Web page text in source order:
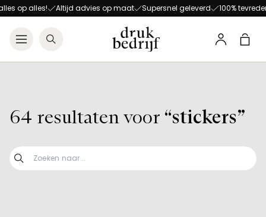
Direct naar de
Direct naar de hoofdinhoud
Open menu
Zoeken
Profiel
Altijd advies op maat Supersnel geleverd 100% tevredenheid
64 resultaten voor “stickers”